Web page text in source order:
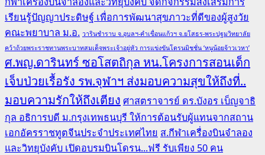
เรียนรู้ปัญญาประดิษฐ์ เพื่อการพัฒนาสุขภาวะที่ดีของผู้สูงวัย
คณะพยาบาล ม.อ. วารินชำราบ จ.อุบลฯ-คำเขื่อนแก้วฯ จ.ยโสธร-พระปฐมวิทยาลัย
คว้าถ้วยพระราชทานพระบาทสมเด็จพระเจ้าอยู่หัว การแข่งขันโดรนมิชชั่น ‘หนูน้อยจ้าวเวหา’
ศ.พญ.ดารินทร์ ซอโสตถิกุล หน.โครงการสอนเด็ก
เจ็บป่วยเรื้อรัง รพ.จุฬาฯ ส่งมอบความสุขให้ถึงที่..
มอบความรักให้ถึงเตียง ศาสตราจารย์ ดร.บังอร เบ็ญจาธิ
กุล อธิการบดี ม.กรุงเทพธนบุรี ให้การต้อนรับผู้แทนจากสถาน
เอกอัครราชทูตจีนประจำประเทศไทย ส.กีฬาเครื่องบินจำลอง
และวิทยุบังคับ เปิดอบรมบินโดรน...ฟรี รับเพียง 50 คน